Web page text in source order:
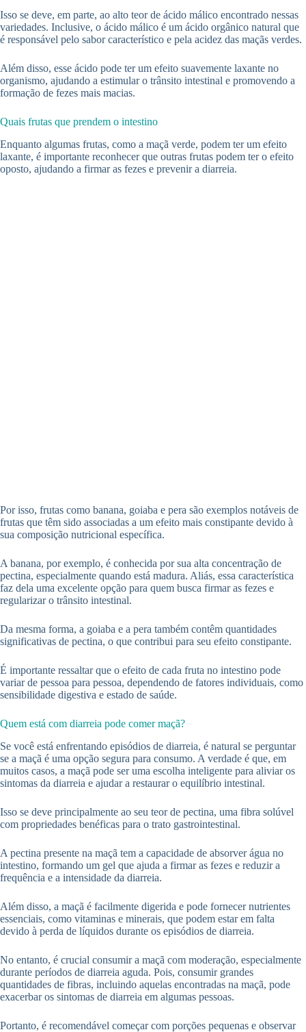
Isso se deve, em parte, ao alto teor de ácido málico encontrado nessas
variedades. Inclusive, o ácido málico é um ácido orgânico natural que
é responsável pelo sabor característico e pela acidez das maçãs verdes.
Além disso, esse ácido pode ter um efeito suavemente laxante no
organismo, ajudando a estimular o trânsito intestinal e promovendo a
formação de fezes mais macias.
Quais frutas que prendem o intestino
Enquanto algumas frutas, como a maçã verde, podem ter um efeito
laxante, é importante reconhecer que outras frutas podem ter o efeito
oposto, ajudando a firmar as fezes e prevenir a diarreia.
Por isso, frutas como banana, goiaba e pera são exemplos notáveis de
frutas que têm sido associadas a um efeito mais constipante devido à
sua composição nutricional específica.
A banana, por exemplo, é conhecida por sua alta concentração de
pectina, especialmente quando está madura. Aliás, essa característica
faz dela uma excelente opção para quem busca firmar as fezes e
regularizar o trânsito intestinal.
Da mesma forma, a goiaba e a pera também contêm quantidades
significativas de pectina, o que contribui para seu efeito constipante.
É importante ressaltar que o efeito de cada fruta no intestino pode
variar de pessoa para pessoa, dependendo de fatores individuais, como
sensibilidade digestiva e estado de saúde.
Quem está com diarreia pode comer maçã?
Se você está enfrentando episódios de diarreia, é natural se perguntar
se a maçã é uma opção segura para consumo. A verdade é que, em
muitos casos, a maçã pode ser uma escolha inteligente para aliviar os
sintomas da diarreia e ajudar a restaurar o equilíbrio intestinal.
Isso se deve principalmente ao seu teor de pectina, uma fibra solúvel
com propriedades benéficas para o trato gastrointestinal.
A pectina presente na maçã tem a capacidade de absorver água no
intestino, formando um gel que ajuda a firmar as fezes e reduzir a
frequência e a intensidade da diarreia.
Além disso, a maçã é facilmente digerida e pode fornecer nutrientes
essenciais, como vitaminas e minerais, que podem estar em falta
devido à perda de líquidos durante os episódios de diarreia.
No entanto, é crucial consumir a maçã com moderação, especialmente
durante períodos de diarreia aguda. Pois, consumir grandes
quantidades de fibras, incluindo aquelas encontradas na maçã, pode
exacerbar os sintomas de diarreia em algumas pessoas.
Portanto, é recomendável começar com porções pequenas e observar